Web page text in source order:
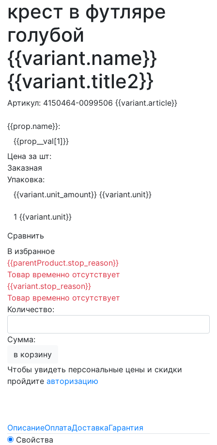
крест в футляре
голубой
{{variant.name}}
{{variant.title2}}
Артикул: 4150464-0099506 {{variant.article}}
{{prop.name}}:
{{prop__val[1]}}
Цена за шт:
Заказная
Упаковка:
{{variant.unit_amount}} {{variant.unit}}
1 {{variant.unit}}
Сравнить
В избранное
{{parentProduct.stop_reason}}
Товар временно отсутствует
{{variant.stop_reason}}
Товар временно отсутствует
Количество:
Сумма:
в корзину
Чтобы увидеть персональные цены и скидки
пройдите авторизацию
ОписаниеОплатаДоставкаГарантия
Свойства